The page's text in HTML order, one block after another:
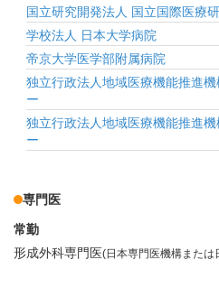
国立研究開発法人 国立国際医療
学校法人 日本大学病院
帝京大学医学部附属病院
独立行政法人地域医療機能推進
ー
独立行政法人地域医療機能推進
ー
専門医
常勤
形成外科専門医(日本専門医機構または